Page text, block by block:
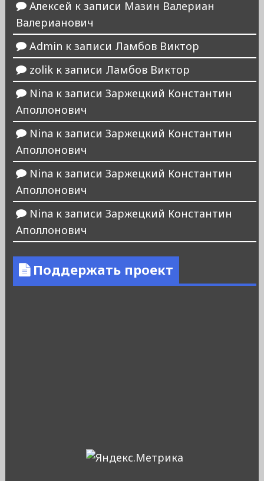
Алексей к записи Мазин Валериан
Валерианович
Admin к записи Ламбов Виктор
zolikк записи Ламбов Виктор
Nina к записи Заржецкий Константин
Аполлонович
Nina к записи Заржецкий Константин
Аполлонович
Nina к записи Заржецкий Константин
Аполлонович
Nina к записи Заржецкий Константин
Аполлонович
Поддержать проект